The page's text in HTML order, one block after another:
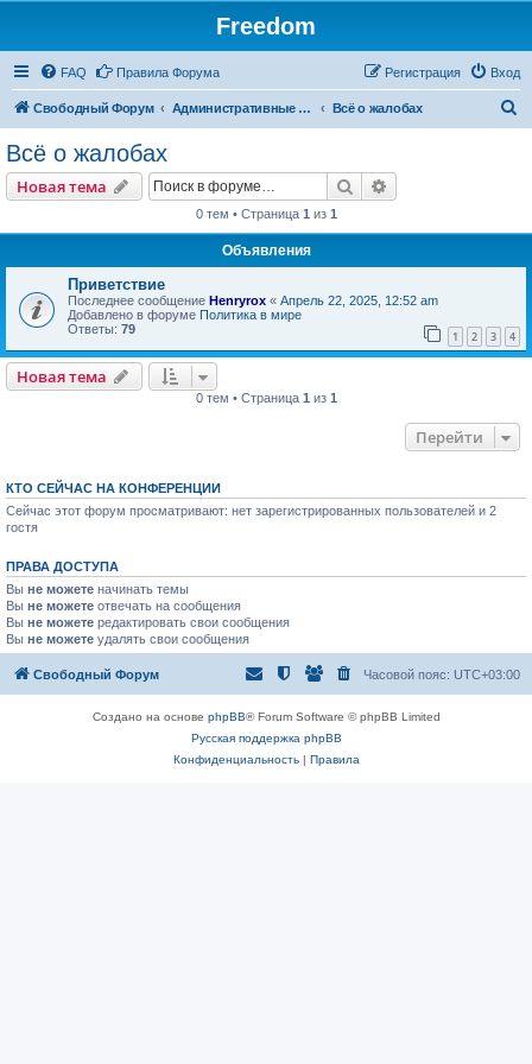
Freedom
FAQ Правила Форума Вход
Регистрация
Свободный Форум Административные и технические Вопросы Всё о жалобах
Всё о жалобах
Новая тема Поиск
0 тем • Страница 1 из 1
Объявления
Приветствие
Последнее сообщение Henryrox « Апрель 22, 2025, 12:52 am
Добавлено в форуме Политика в мире
Ответы: 79 1 2 3 4
Новая тема
0 тем • Страница 1 из 1
Перейти
КТО СЕЙЧАС НА КОНФЕРЕНЦИИ
Сейчас этот форум просматривают: нет зарегистрированных пользователей и 2
гостя
ПРАВА ДОСТУПА
Вы не можете начинать темы
Вы не можете отвечать на сообщения
Вы не можете редактировать свои сообщения
Вы не можете удалять свои сообщения
Свободный Форум Часовой пояс: UTC+03:00
Создано на основе phpBB® Forum Software © phpBB Limited
Русская поддержка phpBB
Конфиденциальность| Правила